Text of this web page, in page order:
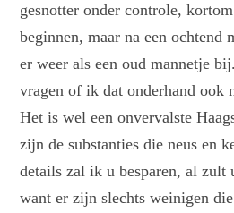
gesnotter onder controle,
beginnen, maar na een ochtend
er weer als een oud mannetje
vragen of ik dat onderhand ook
Het is wel een onvervalste
zijn de substanties die neus en
details zal ik u besparen, al zult
want er zijn slechts weinigen